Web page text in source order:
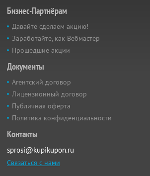
Бизнес-Партнёрам
Давайте сделаем акцию!
Заработайте, как Вебмастер
Прошедшие акции
Документы
Агентский договор
Лицензионный договор
Публичная оферта
Политика конфиденциальности
Контакты
sprosi@kupikupon.ru
Связаться с нами